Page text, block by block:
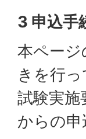
3 申込手
本ペー
きを行
試験実
からの